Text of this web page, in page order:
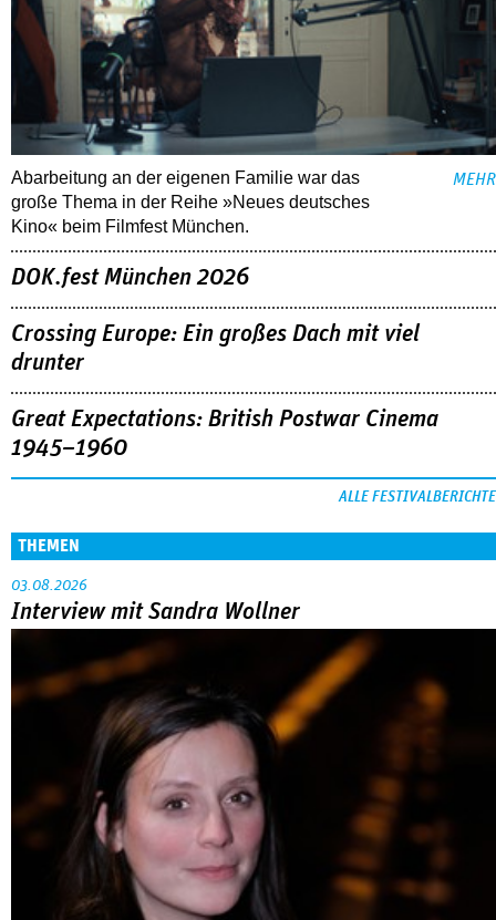
Abarbeitung an der eigenen Familie war das
große Thema in der Reihe »Neues deutsches
Kino« beim Filmfest München.
MEHR
DOK.fest München 2026
Crossing Europe: Ein großes Dach mit viel
drunter
Great Expectations: British Postwar Cinema
1945–1960
ALLE FESTIVALBERICHTE
THEMEN
03.08.2026
Interview mit Sandra Wollner